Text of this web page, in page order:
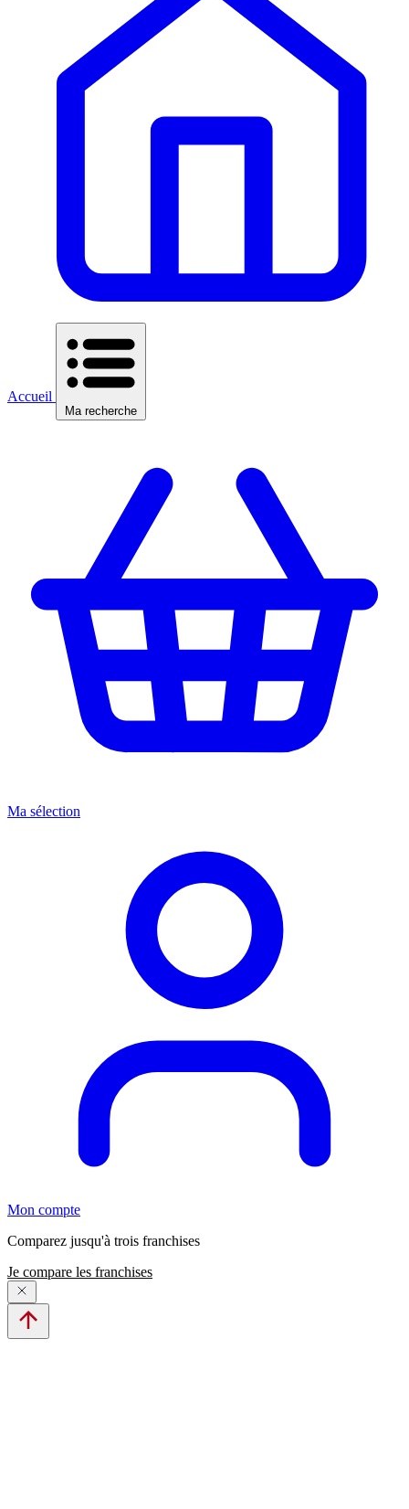
Accueil
Ma recherche
Ma sélection
Mon compte
Comparez jusqu'à trois franchises
Je compare les franchises